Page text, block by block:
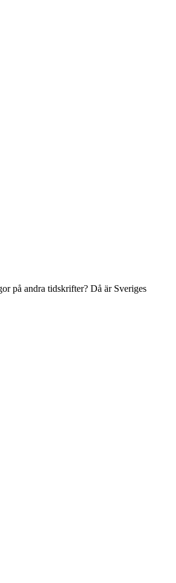
på andra tidskrifter? Då är Sveriges